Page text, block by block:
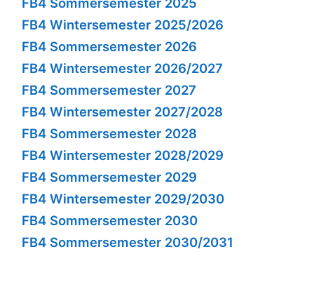
FB4 Wintersemester 2025/2026
FB4 Sommersemester 2026
FB4 Wintersemester 2026/2027
FB4 Sommersemester 2027
FB4 Wintersemester 2027/2028
FB4 Sommersemester 2028
FB4 Wintersemester 2028/2029
FB4 Sommersemester 2029
FB4 Wintersemester 2029/2030
FB4 Sommersemester 2030
FB4 Sommersemester 2030/2031